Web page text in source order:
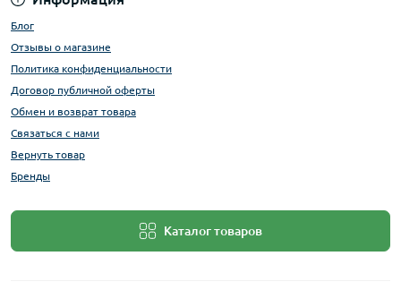
Блог
Отзывы о магазине
Политика конфиденциальности
Договор публичной оферты
Обмен и возврат товара
Связаться с нами
Вернуть товар
Бренды
Каталог товаров